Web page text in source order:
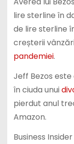
lire sterline în
de lire sterline
creșterii
pandemiei.
Jeff Bezos
în ciuda unui
pierdut anul
Amazon.
Business